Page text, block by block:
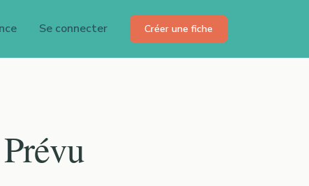
Se connecter Créer une fiche